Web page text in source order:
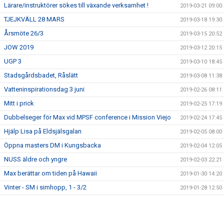
Lärare/instruktörer sökes till växande verksamhet ! 2019-03-21 09:00
TJEJKVÄLL 28 MARS 2019-03-18 19:30
Årsmöte 26/3 2019-03-15 20:52
JOW 2019 2019-03-12 20:15
UGP 3 2019-03-10 18:45
Stadsgårdsbadet, Råslätt 2019-03-08 11:38
Vatteninspirationsdag 3 juni 2019-02-26 08:11
Mitt i prick 2019-02-25 17:19
Dubbelseger för Max vid MPSF conference i Mission Viejo 2019-02-24 17:45
Hjälp Lisa på Eldsjälsgalan 2019-02-05 08:00
Öppna masters DM i Kungsbacka 2019-02-04 12:05
NUSS äldre och yngre 2019-02-03 22:21
Max berättar om tiden på Hawaii 2019-01-30 14:20
Vinter - SM i simhopp, 1 - 3/2 2019-01-28 12:50